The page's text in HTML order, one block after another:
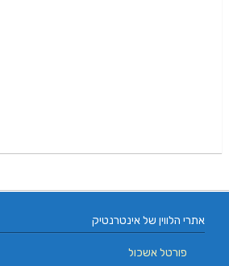
אתרי הלווין של אינטרנטיק
פורטל אשכול